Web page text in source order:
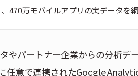
470万モバイルアプリの実データを
やパートナー企業からの分析デ
任意で連携されたGoogle